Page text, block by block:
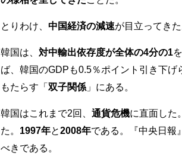
とりわけ、 中国経済の減速が目立ってきた
韓国は、 対中輸出依存度が全体の4分の1
ば、韓国のGDPも0.5％ポイント引き下
もたらす「 双子関係 」にある。
韓国はこれまで2回、 通貨危機に直面した。
た。 1997年と2008年である。『中央日報
べきである。